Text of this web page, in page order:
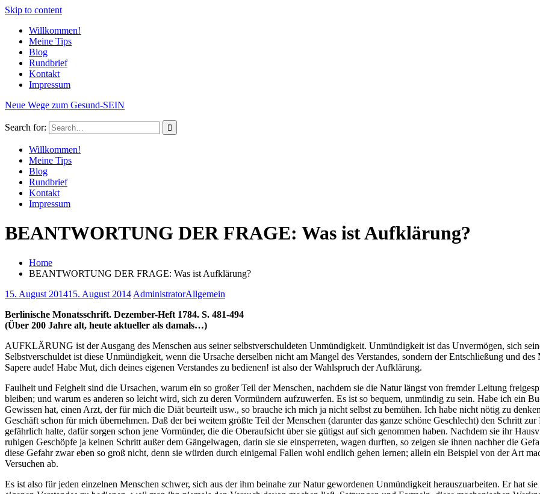
Skip to content
Willkommen!
Meine Tips
Blog
Rundbrief
Kontakt
Impressum
Neue Wege zum Gesund-SEIN
Search for:
Willkommen!
Meine Tips
Blog
Rundbrief
Kontakt
Impressum
BEANTWORTUNG DER FRAGE: Was ist Aufklärung?
Home
BEANTWORTUNG DER FRAGE: Was ist Aufklärung?
15. August 201415. August 2014 AdministratorAllgemein
Berlinische Monatsschrift. Dezember-Heft 1784. S. 481-494
(Über 200 Jahre alt, heute aktueller als damals…)
AUFKLÄRUNG ist der Ausgang des Menschen aus seiner selbstverschuldeten Unmündigkeit. Unmündigkeit ist das Unvermögen, sich
Selbstverschuldet ist diese Unmündigkeit, wenn die Ursache derselben nicht am Mangel des Verstandes, sondern der Entschließung und
Sapere aude! Habe Mut, dich deines eigenen Verstandes zu bedienen! ist also der Wahlspruch der Aufklärung.
Faulheit und Feigheit sind die Ursachen, warum ein so großer Teil der Menschen, nachdem sie die Natur längst von fremder Leitung
bleiben; und warum es anderen so leicht wird, sich zu deren Vormündern aufzuwerfen. Es ist so bequem, unmündig zu sein. Habe ich ein
Gewissen hat, einen Arzt, der für mich die Diät beurteilt usw., so brauche ich mich ja nicht selbst zu bemühen. Ich habe nicht nötig zu
Geschäft schon für mich übernehmen. Daß der bei weitem größte Teil der Menschen (darunter das ganze schöne Geschlecht) den Schritt
gefährlich halte, dafür sorgen schon jene Vormünder, die die Oberaufsicht über sie gütigst auf sich genommen haben. Nachdem sie ihr
ruhigen Geschöpfe ja keinen Schritt außer dem Gängelwagen, darin sie sie einsperreten, wagen durften, so zeigen sie ihnen nachher die
diese Gefahr zwar eben so groß nicht, denn sie würden durch einigemal Fallen wohl endlich gehen lernen; allein ein Beispiel von der Art
Versuchen ab.
Es ist also für jeden einzelnen Menschen schwer, sich aus der ihm beinahe zur Natur gewordenen Unmündigkeit herauszuarbeiten. Er hat